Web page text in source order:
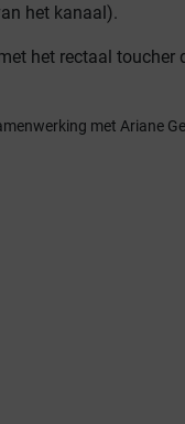
het kanaal).
het rectaal toucher
met Ariane